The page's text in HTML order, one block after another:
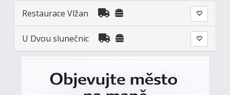
Restaurace Vlžan
U Dvou slunečnic